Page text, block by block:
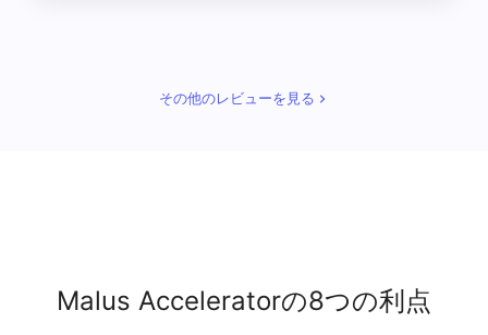
その他のレビューを見る
Malus Acceleratorの8つの利点